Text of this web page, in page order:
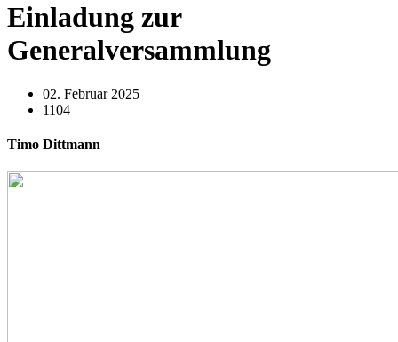
Einladung zur
Generalversammlung
02. Februar 2025
1104
Timo Dittmann